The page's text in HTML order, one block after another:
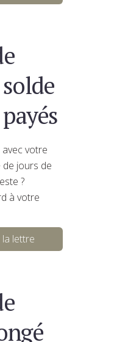
avec votre
jours de
?
à votre
lettre